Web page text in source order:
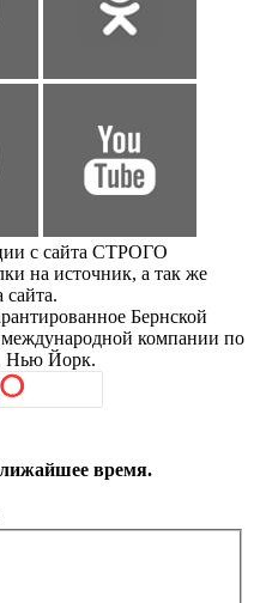
с сайта СТРОГО
на источник, а так же
сайта.
Бернской
международной компании по
Нью Йорк.
время.